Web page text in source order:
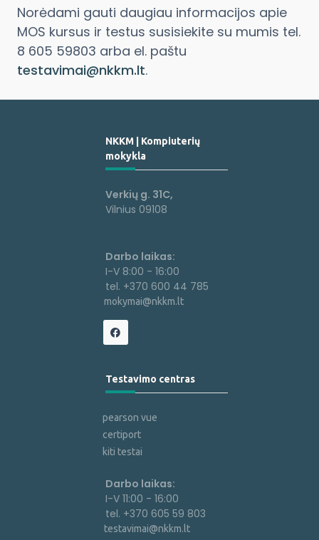
Norėdami gauti daugiau informacijos apie
MOS kursus ir testus susisiekite su mumis tel.
8 605 59803 arba el. paštu
testavimai@nkkm.lt.
NKKM | Kompiuterių
mokykla
Verkių g. 31C,
Vilnius 09108
Darbo laikas:
I-V 8:00 - 16:00
tel. +370 600 44 785
mokymai@nkkm.lt
Testavimo centras
pearson vue
certiport
kiti testai
Darbo laikas:
I-V 11:00 - 16:00
tel. +370 605 59 803
testavimai@nkkm.lt